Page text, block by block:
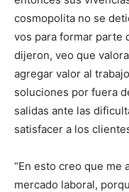
cosmopolita no se
vos para formar parte
dijeron, veo que
agregar valor al
soluciones por fuera
salidas ante las
satisfacer a los
“En esto creo que me
mercado laboral,